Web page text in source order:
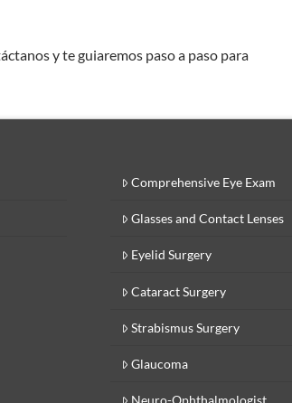
y te guiaremos paso a paso para
Comprehensive Eye Exam
Glasses and Contact Lenses
Eyelid Surgery
Cataract Surgery
Strabismus Surgery
Glaucoma
Neuro-Ophthalmologist